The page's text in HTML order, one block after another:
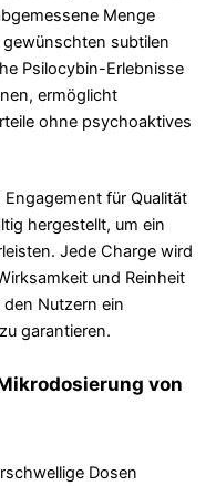
Menge
subtilen
Psilocybin-Erlebnisse
ermöglicht
ohne psychoaktives
für Qualität
hergestellt, um ein
Jede Charge wird
und Reinheit
Nutzern ein
garantieren.
von
Dosen